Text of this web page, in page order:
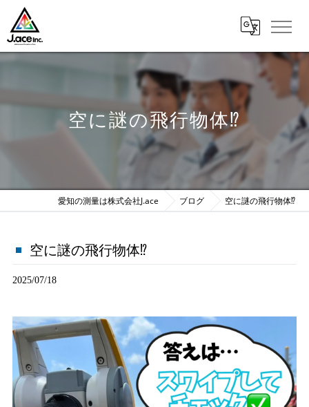
空に謎の飛行物体⁉️
愛知の測量は株式会社J.ace ブログ 空に謎の飛行物体⁉️
空に謎の飛行物体⁉️
2025/07/18